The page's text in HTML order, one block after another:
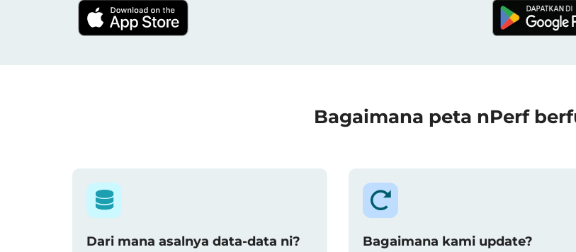
Bagaimana peta nPerf
Dari mana asalnya data-data ni? Bagaimana kami update?